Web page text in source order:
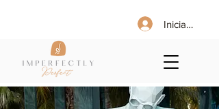
Iniciar sesión